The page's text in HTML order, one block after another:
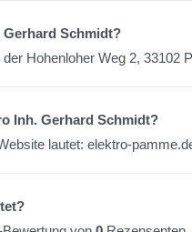
Gerhard Schmidt?
Hohenloher Weg 2, 33102
Inh. Gerhard Schmidt?
lautet: elektro-